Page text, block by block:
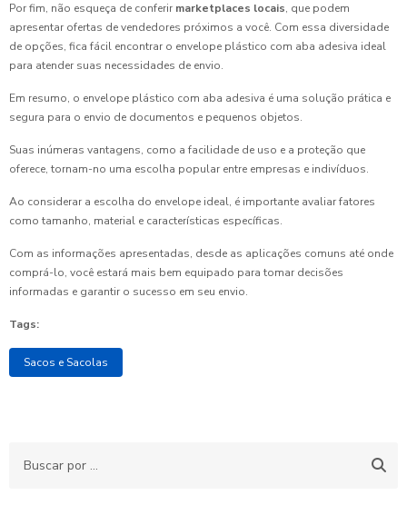
Por fim, não esqueça de conferir marketplaces locais, que podem
apresentar ofertas de vendedores próximos a você. Com essa diversidade
de opções, fica fácil encontrar o envelope plástico com aba adesiva ideal
para atender suas necessidades de envio.
Em resumo, o envelope plástico com aba adesiva é uma solução prática e
segura para o envio de documentos e pequenos objetos.
Suas inúmeras vantagens, como a facilidade de uso e a proteção que
oferece, tornam-no uma escolha popular entre empresas e indivíduos.
Ao considerar a escolha do envelope ideal, é importante avaliar fatores
como tamanho, material e características específicas.
Com as informações apresentadas, desde as aplicações comuns até onde
comprá-lo, você estará mais bem equipado para tomar decisões
informadas e garantir o sucesso em seu envio.
Tags:
Sacos e Sacolas